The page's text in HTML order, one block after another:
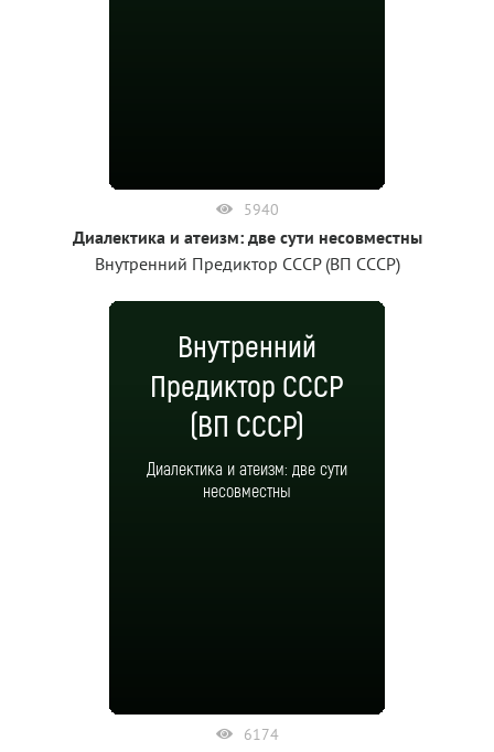
5940
Диалектика и атеизм: две сути несовместны
Внутренний Предиктор СССР (ВП СССР)
Внутренний
Предиктор СССР
(ВП СССР)
Диалектика и атеизм: две сути
несовместны
6174